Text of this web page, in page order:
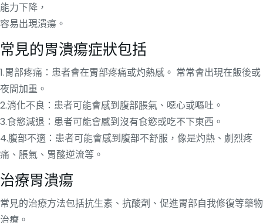
能力下降，
容易出現潰瘍。
常見的胃潰瘍症狀包括
1.胃部疼痛：患者會在胃部疼痛或灼熱感。 常常會出現在飯後或
夜間加重。
2.消化不良：患者可能會感到腹部脹氣、噁心或嘔吐。
3.食慾減退：患者可能會感到沒有食慾或吃不下東西。
4.腹部不適：患者可能會感到腹部不舒服，像是灼熱、劇烈疼
痛、脹氣、胃酸逆流等。
治療胃潰瘍
常見的治療方法包括抗生素、抗酸劑、促進胃部自我修復等藥物
治療。